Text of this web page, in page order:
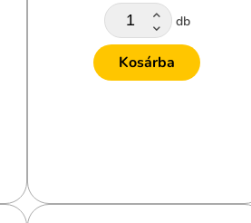
db
Kosárba